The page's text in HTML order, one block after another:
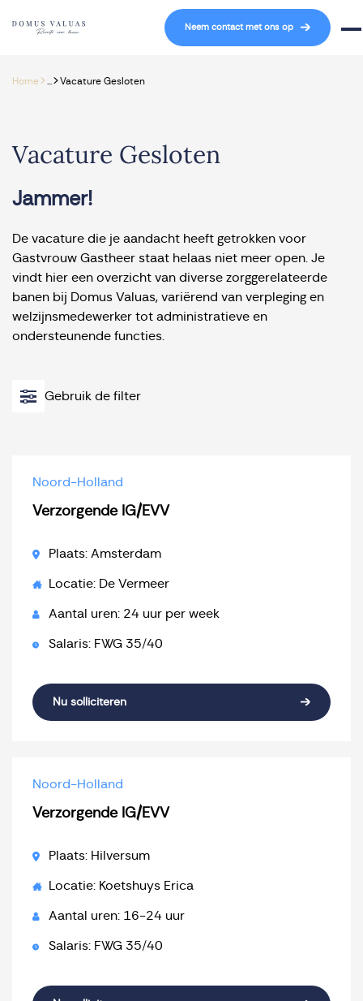
Navigatie overslaan
Neem contact met ons op
Home> >Vacature Gesloten
Vacature Gesloten
Jammer!
De vacature die je aandacht heeft getrokken voor
Gastvrouw Gastheer staat helaas niet meer open. Je
vindt hier een overzicht van diverse zorggerelateerde
banen bij Domus Valuas, variërend van verpleging en
welzijnsmedewerker tot administratieve en
ondersteunende functies.
Gebruik de filter
Noord-Holland
Verzorgende IG/EVV
Plaats: Amsterdam
Locatie: De Vermeer
Aantal uren: 24 uur per week
Salaris: FWG 35/40
Nu solliciteren
Noord-Holland
Verzorgende IG/EVV
Plaats: Hilversum
Locatie: Koetshuys Erica
Aantal uren: 16-24 uur
Salaris: FWG 35/40